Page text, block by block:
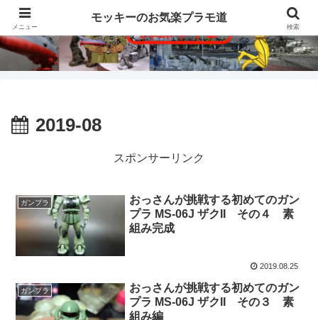
2019-08
スポンサーリンク
ガンプラ
おっさんが挑戦する初めてのガン
プラ MS-06J ザクII その４ 素
組み完成
2019.08.25
ガンプラ
おっさんが挑戦する初めてのガン
プラ MS-06J ザクII その３ 素
組み編
メニュー
モッキーのお気楽プラモ道
検索